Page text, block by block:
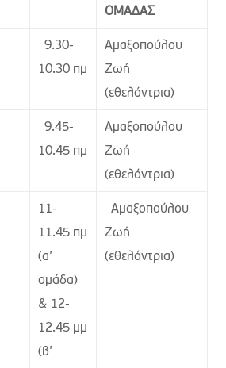
ΟΜΑΔΑΣ
9.30-
10.30 πμ
Αμαξοπούλου
Ζωή
(εθελόντρια)
9.45-
10.45 πμ
Αμαξοπούλου
Ζωή
(εθελόντρια)
11-
11.45 πμ
(α’
ομάδα)
& 12-
12.45 μμ
(β’
Αμαξοπούλου
Ζωή
(εθελόντρια)